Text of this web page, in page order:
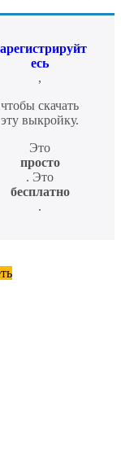
есь
,
чтобы скачать
эту выкройку.
Это
просто
. Это
бесплатно
.